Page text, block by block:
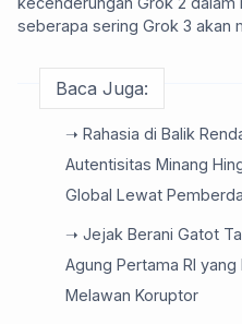
seberapa sering Grok 3 akan
Baca Juga:
➝ Rahasia di Balik
Autentisitas Minang
Global Lewat
➝ Jejak Berani Gatot
Agung Pertama RI
Melawan Koruptor